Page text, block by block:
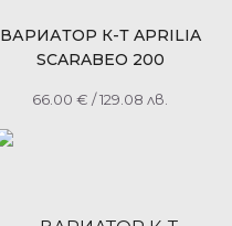
ВАРИАТОР К-Т APRILIA
SCARABEO 200
RAMBLA 250 GILERA
RUNNER 200 PIAGGIO
66.00 € / 129.08 лв.